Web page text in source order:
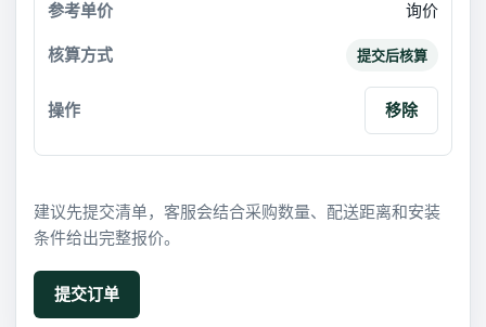
询价
提交后核算
移除
建议先提交清单，客服会结合采购数量、配送距离和安装
条件给出完整报价。